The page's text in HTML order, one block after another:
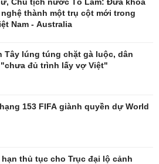
Thể thao
Bóng đá Việt Nam
Bóng đá quốc tế
eSports
thành một trụ cột mới trong
Nam - Australia
Tây lúng túng chặt gà luộc, dân
"chưa đủ trình lấy vợ Việt"
153 FIFA giành quyền dự World
hạn thủ tục cho Trục đại lộ cảnh